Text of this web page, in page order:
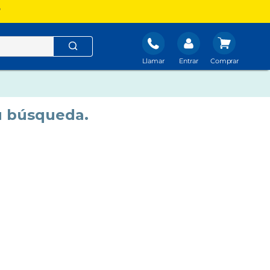
Llamar Entrar
búsqueda.